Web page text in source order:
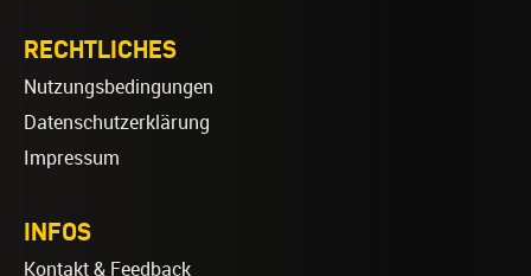
RECHTLICHES
Nutzungsbedingungen
Datenschutzerklärung
Impressum
INFOS
Kontakt & Feedback